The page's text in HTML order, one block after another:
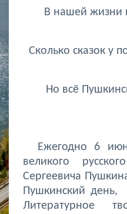
В нашей жизни
Сколько сказок у
Но всё
Ежегодно 6
великого
Сергеевича
Пушкинский день,
Литературное